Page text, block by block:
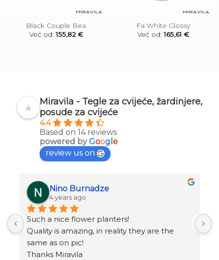
Black Couple Bea
Već od:155,82 €
Fa White Glossy
Već od:165,61 €
Miravila - Tegle za cvijeće, žardinjere,
posude za cvijeće
4.4
Based on 14 reviews
powered byGoog e
review us on
Nino Burnadze
4 years ago
Such a nice flower planters!
Quality is amazing, in reality they are the
same as on pic!
Thanks Miravila